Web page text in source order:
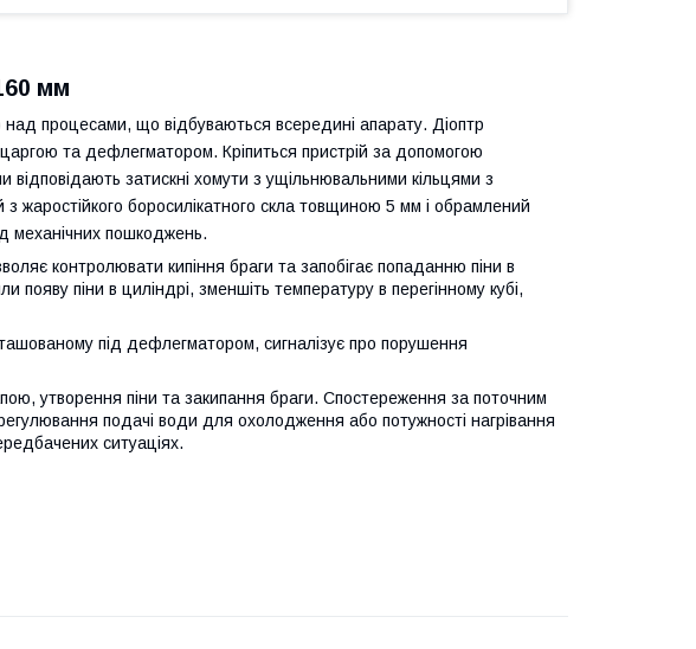
мм
процесами, що відбуваються всередині апарату. Діоптр
та дефлегматором. Кріпиться пристрій за допомогою
відповідають затискні хомути з ущільнювальними кільцями з
жаростійкого боросилікатного скла товщиною 5 мм і обрамлений
механічних пошкоджень.
контролювати кипіння браги та запобігає попаданню піни в
піни в циліндрі, зменшіть температуру в перегінному кубі,
під дефлегматором, сигналізує про порушення
утворення піни та закипання браги. Спостереження за поточним
подачі води для охолодження або потужності нагрівання
ситуаціях.